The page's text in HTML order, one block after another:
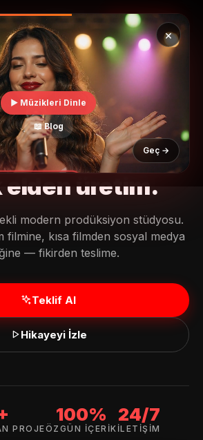
×
DOKUN
Geç →
▶ Müzikleri Dinle
📖 Blog
Abone Ol
İLK YAPAY ZEKA MÜZİKALİ
müzik klibi,
vereklam filmi
üretim.
modern prodüksiyon stüdyosu.
filmine, kısa filmden sosyal medya
— fikirden teslime.
Teklif Al
Hikayeyi İzle
PROJE
100%
ÖZGÜN İÇERIK
24/7
İLETIŞIM
Asistanı